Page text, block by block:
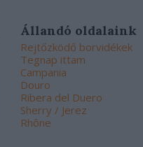
Állandó oldalaink
Rejtőzködő borvidékek
Tegnap ittam
Campania
Douro
Ribera del Duero
Sherry / Jerez
Rhône